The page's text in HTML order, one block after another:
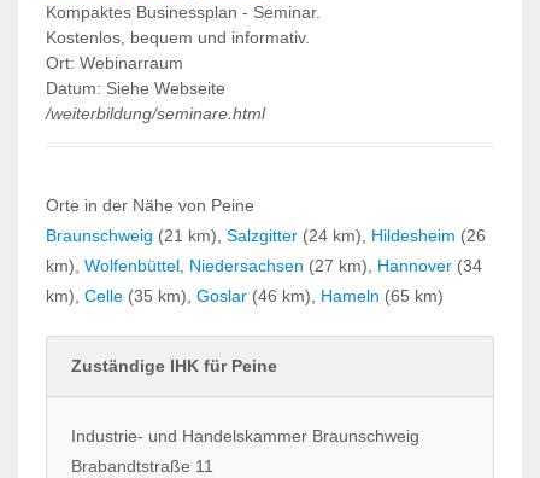
Kompaktes Businessplan - Seminar.
Kostenlos, bequem und informativ.
Ort: Webinarraum
Datum: Siehe Webseite
/weiterbildung/seminare.html
Orte in der Nähe von Peine
Braunschweig (21 km),Salzgitter (24 km), Hildesheim (26
km),Wolfenbüttel, Niedersachsen (27 km), Hannover (34
km),Celle (35 km),Goslar (46 km), Hameln (65 km)
Zuständige IHK für Peine
Industrie- und Handelskammer Braunschweig
Brabandtstraße 11